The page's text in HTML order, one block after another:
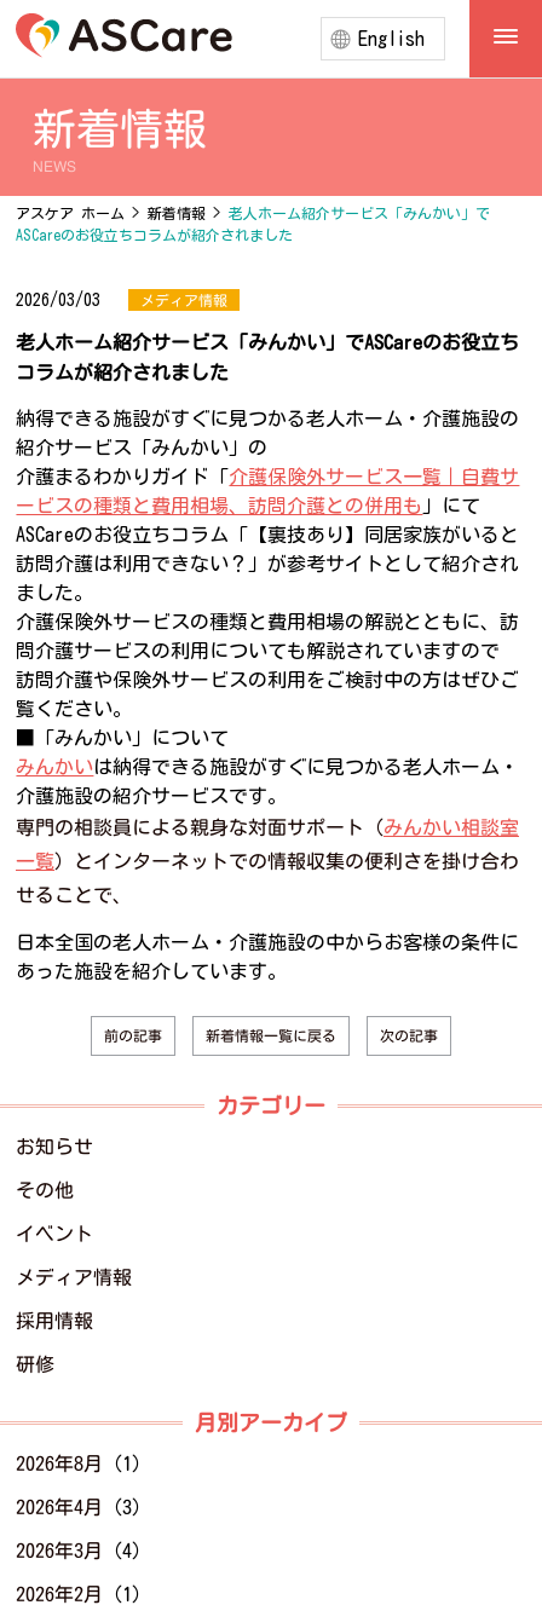
English
新着情報
NEWS
アスケア ホーム > 新着情報 >
老人ホーム紹介サービス「みんかい」で
ASCareのお役立ちコラムが紹介されました
2026/03/03 メディア情報
老人ホーム紹介サービス「みんかい」でASCareのお役立ち
コラムが紹介されました
納得できる施設がすぐに見つかる老人ホーム・介護施設の
紹介サービス「みんかい」の
介護まるわかりガイド「介護保険外サービス一覧｜自費サ
ービスの種類と費用相場、訪問介護との併用も 」にて
ASCareのお役立ちコラム「【裏技あり】同居家族がいると
訪問介護は利用できない？」が参考サイトとして紹介され
ました。
介護保険外サービスの種類と費用相場の解説とともに、訪
問介護サービスの利用についても解説されていますので
訪問介護や保険外サービスの利用をご検討中の方はぜひご
覧ください。
■「みんかい」について
みんかいは納得できる施設がすぐに見つかる老人ホーム・
介護施設の紹介サービスです。
専門の相談員による親身な対面サポート（みんかい相談室
一覧）とインターネットでの情報収集の便利さを掛け合わ
せることで、
日本全国の老人ホーム・介護施設の中からお客様の条件に
あった施設を紹介しています。
前の記事 新着情報一覧に戻る 次の記事
カテゴリー
お知らせ
その他
イベント
メディア情報
採用情報
研修
月別アーカイブ
2026年8月 (1)
2026年4月 (3)
2026年3月 (4)
2026年2月 (1)